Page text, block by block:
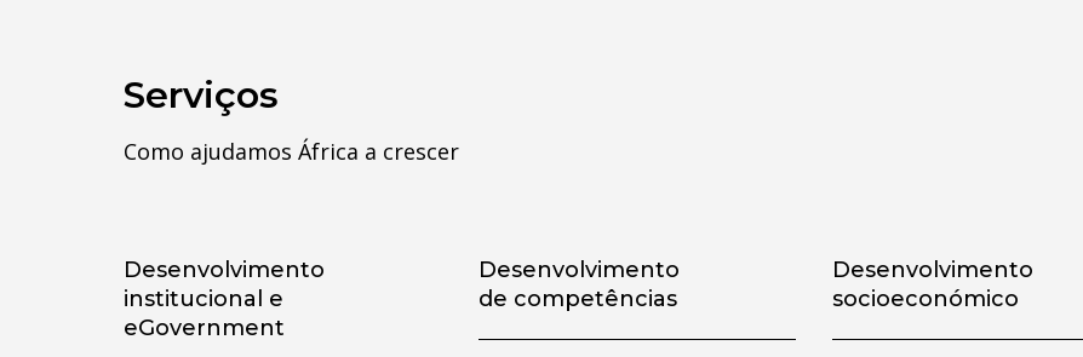
Serviços
Como ajudamos África a crescer
Desenvolvimento
institucional e
eGovernment
Desenvolvimento
de competências
Desenvolvimento
socioeconómico